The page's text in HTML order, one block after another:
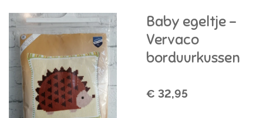
Baby egeltje -
Vervaco
borduurkussen
€ 32,95